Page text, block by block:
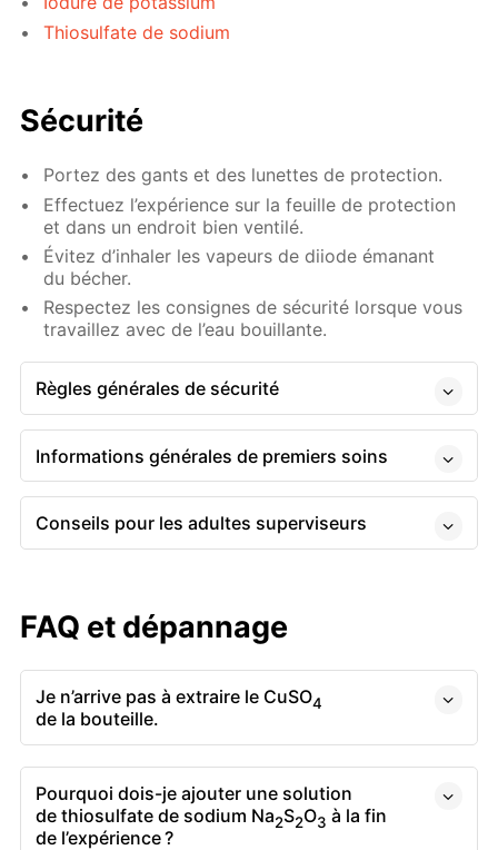
Thiosulfate de sodium
Sécurité
Portez des gants et des lunettes de protection.
Effectuez l’expérience sur la feuille de protection
et dans un endroit bien ventilé.
Évitez d’inhaler les vapeurs de diiode émanant
du bécher.
Respectez les consignes de ​sécurité lorsque vous
travaillez avec de l’eau bouillante.
Règles générales de sécurité
Informations générales de premiers soins
Conseils pour les adultes superviseurs
FAQ et dépannage
Je n’arrive pas à extraire le CuSO4
de la bouteille.
Pourquoi dois-je ajouter une solution
de thiosulfate de sodium Na2S2O3 à la fin
de l’expérience ?